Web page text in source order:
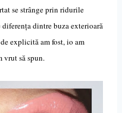
se strânge prin ridurile
dintre buza exterioară
explicită am fost, io am
vrut să spun.